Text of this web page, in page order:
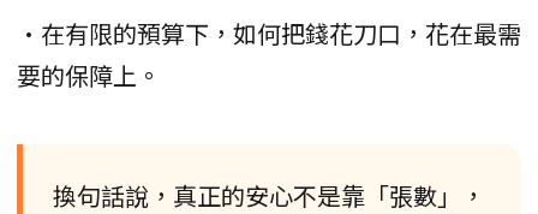
•在有限的預算下，如何把錢花刀口，花在最需
要的保障上。
換句話說，真正的安心不是靠「張數」，